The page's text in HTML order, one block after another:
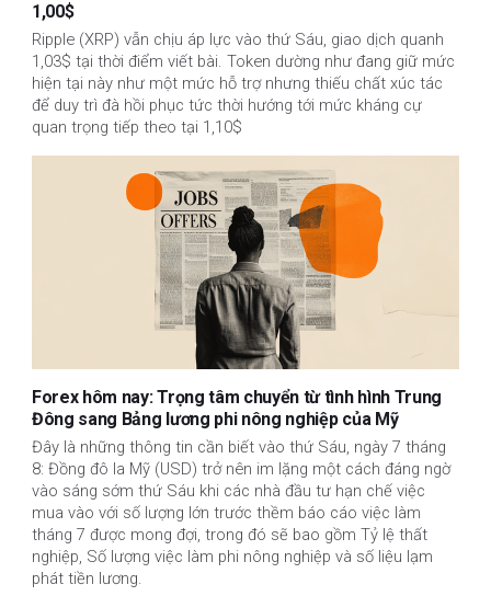
1,00$
Ripple (XRP) vẫn chịu áp lực vào thứ Sáu, giao dịch quanh
1,03$ tại thời điểm viết bài. Token dường như đang giữ mức
hiện tại này như một mức hỗ trợ nhưng thiếu chất xúc tác
để duy trì đà hồi phục tức thời hướng tới mức kháng cự
quan trọng tiếp theo tại 1,10$
Forex hôm nay: Trọng tâm chuyển từ tình hình Trung
Đông sang Bảng lương phi nông nghiệp của Mỹ
Đây là những thông tin cần biết vào thứ Sáu, ngày 7 tháng
8: Đồng đô la Mỹ (USD) trở nên im lặng một cách đáng ngờ
vào sáng sớm thứ Sáu khi các nhà đầu tư hạn chế việc
mua vào với số lượng lớn trước thềm báo cáo việc làm
tháng 7 được mong đợi, trong đó sẽ bao gồm Tỷ lệ thất
nghiệp, Số lượng việc làm phi nông nghiệp và số liệu lạm
phát tiền lương.